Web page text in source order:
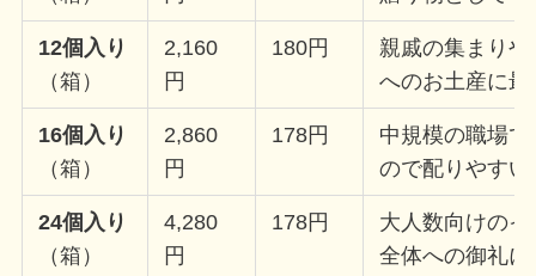
12個入り
（箱）
2,160
円
180円
親戚の集まり
へのお土産に最
16個入り
（箱）
2,860
円
178円
中規模の職場
ので配りやす
24個入り
（箱）
4,280
円
178円
大人数向けの
全体への御礼に